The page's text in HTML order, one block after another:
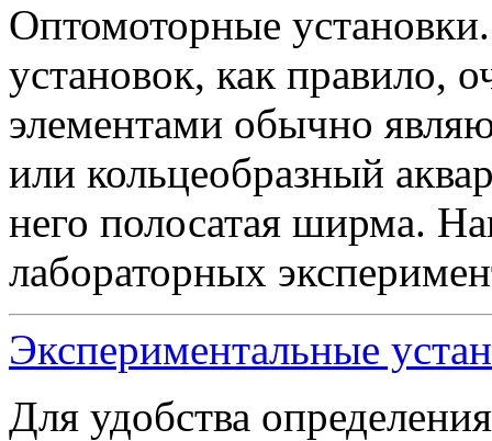
Оптомоторные
установок, как правило,
элементами обычно
или кольцеобразный
него полосатая ширма.
лабораторных
Экспериментальные
Для удобства